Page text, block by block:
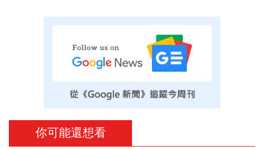
你可能還想看